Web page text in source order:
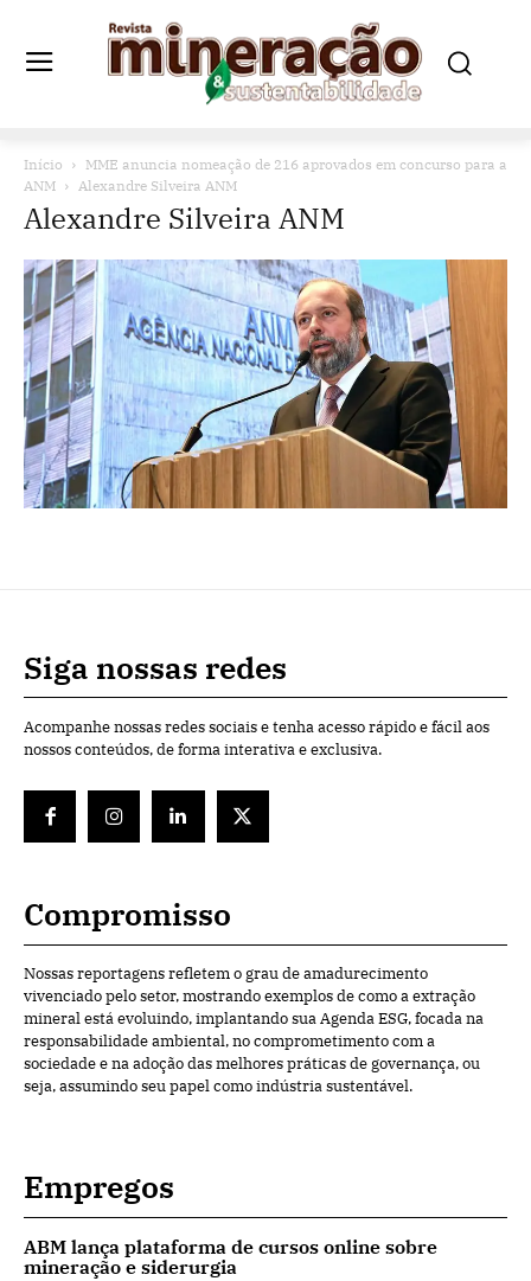
Início
MME anuncia nomeação de 216 aprovados em concurso para a
ANM
Alexandre Silveira ANM
Alexandre Silveira ANM
Siga nossas redes
Acompanhe nossas redes sociais e tenha acesso rápido e fácil aos
nossos conteúdos, de forma interativa e exclusiva.
Compromisso
Nossas reportagens refletem o grau de amadurecimento
vivenciado pelo setor, mostrando exemplos de como a extração
mineral está evoluindo, implantando sua Agenda ESG, focada na
responsabilidade ambiental, no comprometimento com a
sociedade e na adoção das melhores práticas de governança, ou
seja, assumindo seu papel como indústria sustentável.
Empregos
ABM lança plataforma de cursos online sobre
mineração e siderurgia